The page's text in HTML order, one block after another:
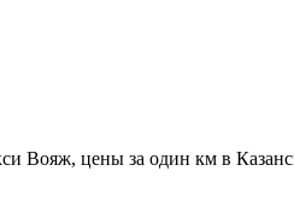
Вояж, цены за один км в